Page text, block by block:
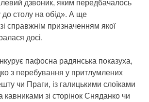
дзвоник, яким передбачалось
до столу на обід». А ще
справжнім призначенням якої
досі.
пафосна радянська показуха,
з перебування у притлумлених
чи Праги, із галицькими слоїками
зі сторінок Сняданко чи